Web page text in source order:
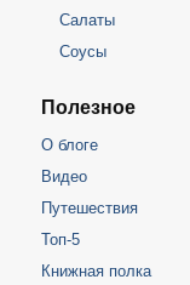
Салаты
Соусы
Полезное
О блоге
Видео
Путешествия
Топ-5
Книжная полка